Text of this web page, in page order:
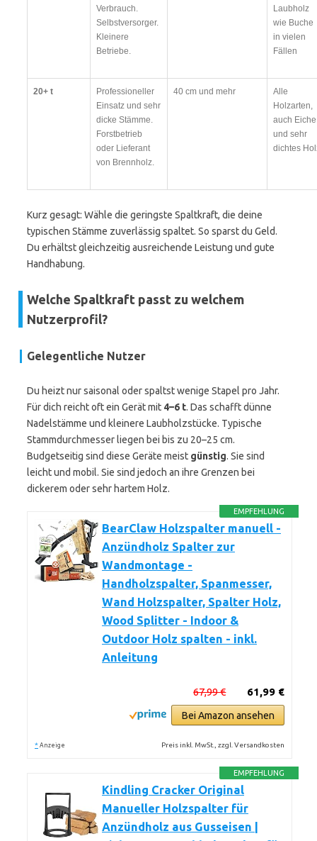
Verbrauch.
Selbstversorger.
Kleinere
Betriebe.
Laubholz
wie Buche
in vielen
Fällen
20+ t
Professioneller
Einsatz und sehr
dicke Stämme.
Forstbetrieb
oder Lieferant
von Brennholz.
40 cm und mehr
Alle
Holzarten,
auch Eiche
und sehr
dichtes
Kurz gesagt: Wähle die geringste Spaltkraft, die deine
typischen Stämme zuverlässig spaltet. So sparst du Geld.
Du erhältst gleichzeitig ausreichende Leistung und gute
Handhabung.
Welche Spaltkraft passt zu welchem
Nutzerprofil?
Gelegentliche Nutzer
Du heizt nur saisonal oder spaltst wenige Stapel pro Jahr.
Für dich reicht oft ein Gerät mit 4–6 t. Das schafft dünne
Nadelstämme und kleinere Laubholzstücke. Typische
Stammdurchmesser liegen bei bis zu 20–25 cm.
Budgetseitig sind diese Geräte meist günstig. Sie sind
leicht und mobil. Sie sind jedoch an ihre Grenzen bei
dickerem oder sehr hartem Holz.
EMPFEHLUNG
BearClaw Holzspalter manuell -
Anzündholz Spalter zur
Wandmontage -
Handholzspalter, Spanmesser,
Wand Holzspalter, Spalter Holz,
Wood Splitter - Indoor &
Outdoor Holz spalten - inkl.
Anleitung
61,99 €
67,99 €
Bei Amazon ansehen
* Anzeige Preis inkl. MwSt., zzgl. Versandkosten
EMPFEHLUNG
Kindling Cracker Original
Manueller Holzspalter für
Anzündholz aus Gusseisen |